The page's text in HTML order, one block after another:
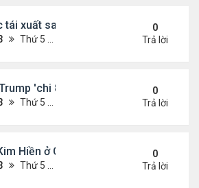
tái xuất sau nhiều năm ở ẩn
Thứ 5 Tháng 8 06, 2026 4:48 pm
0
Trả lời
'chi 8.5 triệu để xóa ràng buộc
Thứ 5 Tháng 8 06, 2026 4:44 pm
0
Trả lời
Hiền ở California
Thứ 5 Tháng 8 06, 2026 4:39 pm
0
Trả lời